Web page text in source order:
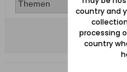
country and
processing
country